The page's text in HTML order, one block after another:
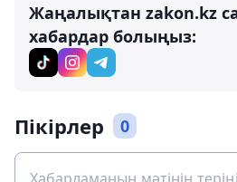
Жаңалықтан zakon.kz
хабардар болыңыз:
Пікірлер 0